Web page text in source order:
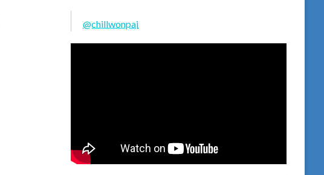
@chillwonpai